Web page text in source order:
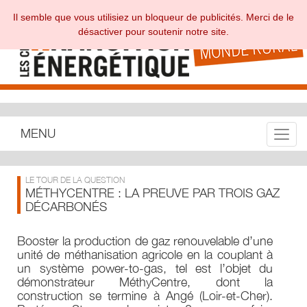
MENU
LE TOUR DE LA QUESTION
MÉTHYCENTRE : LA PREUVE PAR TROIS GAZ
DÉCARBONÉS
Booster la production de gaz renouvelable d’une
unité de méthanisation agricole en la couplant à
un système power-to-gas, tel est l’objet du
démonstrateur MéthyCentre, dont la
construction se termine à Angé (Loir-et-Cher).
Il semble que vous utilisiez un bloqueur de publicités. Merci de le
désactiver pour soutenir notre site.